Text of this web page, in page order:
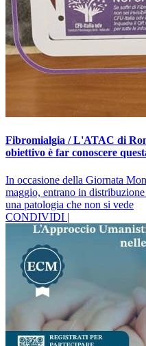
Fibromialgia / L'ATAC di
obiettivo è far conoscere
In occasione della Giornata
maggio, entrano in
una patologia che non si vede
CONDIVIDI |